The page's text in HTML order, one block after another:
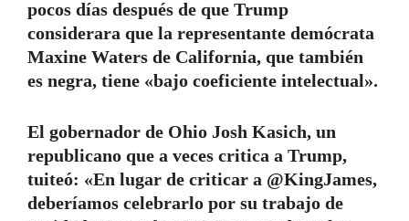
pocos días después de que Trump
considerara que la representante demócrata
Maxine Waters de California, que también
es negra, tiene «bajo coeficiente intelectual».
El gobernador de Ohio Josh Kasich, un
republicano que a veces critica a Trump,
tuiteó: «En lugar de criticar a @KingJames,
deberíamos celebrarlo por su trabajo de